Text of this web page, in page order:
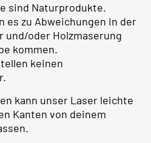
sind Naturprodukte.
es zu Abweichungen in der
und/oder Holzmaserung
kommen.
keinen
kann unser Laser leichte
Kanten von deinem